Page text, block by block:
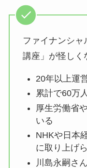
ファイナンシ
講座」が怪しく
20年以上運
累計で60万
厚生労働省
いる
NHKや日本
に取り上げ
川島永嗣さ